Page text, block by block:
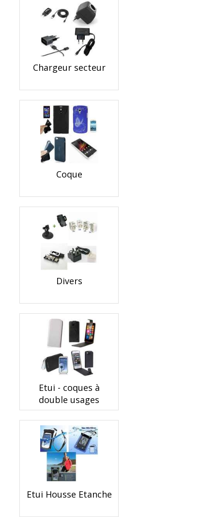
Chargeur secteur
Coque
Divers
Etui - coques à
double usages
Etui Housse Etanche